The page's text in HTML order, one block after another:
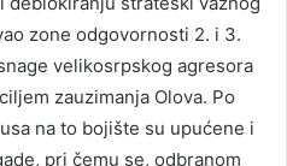
zone odgovornosti 2. i 3.
velikosrpskog agresora
zauzimanja Olova. Po
na to bojište su upućene i
pri čemu se, odbranom